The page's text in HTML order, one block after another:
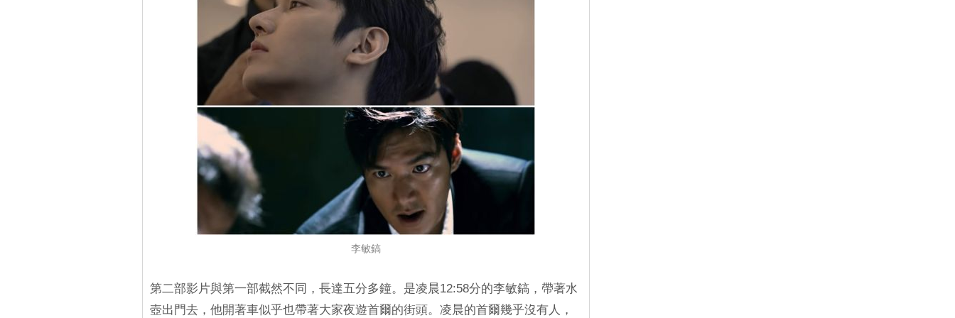
李敏鎬
第二部影片與第一部截然不同，長達五分多鐘。是凌晨12:58分的李敏鎬，帶著水
壺出門去，他開著車似乎也帶著大家夜遊首爾的街頭。凌晨的首爾幾乎沒有人，